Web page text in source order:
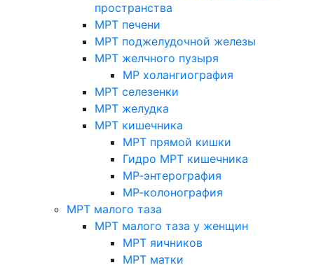
пространства
МРТ печени
МРТ поджелудочной железы
МРТ желчного пузыря
МР холангиография
МРТ селезенки
МРТ желудка
МРТ кишечника
МРТ прямой кишки
Гидро МРТ кишечника
МР-энтерография
МР-колонография
МРТ малого таза
МРТ малого таза у женщин
МРТ яичников
МРТ матки